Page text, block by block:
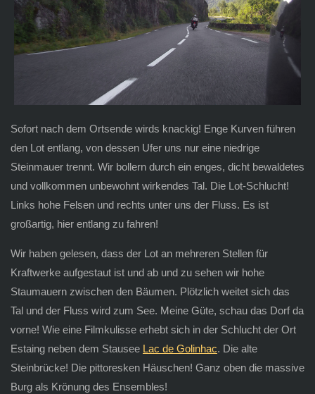
Sofort nach dem Ortsende wirds knackig! Enge Kurven führen
den Lot entlang, von dessen Ufer uns nur eine niedrige
Steinmauer trennt. Wir bollern durch ein enges, dicht bewaldetes
und vollkommen unbewohnt wirkendes Tal. Die Lot-Schlucht!
Links hohe Felsen und rechts unter uns der Fluss. Es ist
großartig, hier entlang zu fahren!
Wir haben gelesen, dass der Lot an mehreren Stellen für
Kraftwerke aufgestaut ist und ab und zu sehen wir hohe
Staumauern zwischen den Bäumen. Plötzlich weitet sich das
Tal und der Fluss wird zum See. Meine Güte, schau das Dorf da
vorne! Wie eine Filmkulisse erhebt sich in der Schlucht der Ort
Estaing neben dem Stausee Lac de Golinhac. Die alte
Steinbrücke! Die pittoresken Häuschen! Ganz oben die massive
Burg als Krönung des Ensembles!